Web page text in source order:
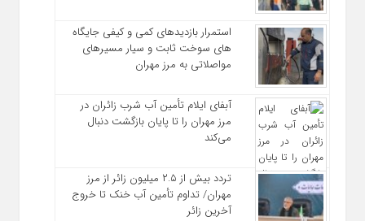
استمرار بازدیدهای کمی و کیفی جایگاه‌
های سوخت ثابت و سیار مسیرهای
مواصلاتی به مرز مهران
آبفای ایلام تأمین آب شرب زائران در
مرز مهران را تا پایان بازگشت دنبال
می‌کند
تردد بیش از ۲.۵ میلیون زائر از مرز
مهران/ تداوم تأمین آب خنک تا خروج
آخرین زائر